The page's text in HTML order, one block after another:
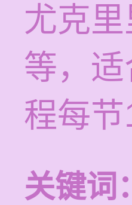
尤克
等，
程每
关键词：